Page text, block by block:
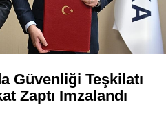
Güvenliği Teşkilatı
Zaptı Imzalandı